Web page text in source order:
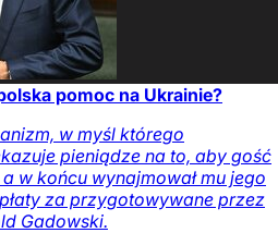
pomoc na Ukrainie?
w myśl którego
pieniądze na to, aby gość
w końcu wynajmował mu jego
za przygotowywane przez
Gadowski.